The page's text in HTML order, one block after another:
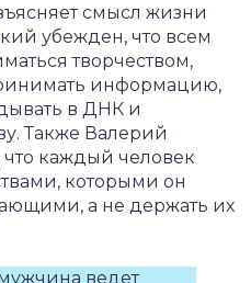
смысл жизни
убежден, что всем
творчеством,
информацию,
в ДНК и
Также Валерий
каждый человек
которыми он
а не держать их
ведет